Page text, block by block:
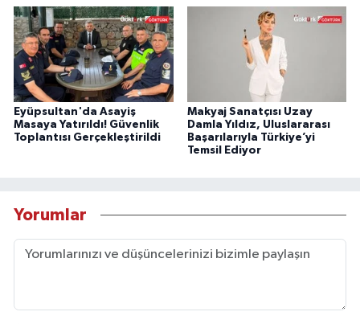
Eyüpsultan'da Asayiş
Masaya Yatırıldı! Güvenlik
Toplantısı Gerçekleştirildi
Makyaj Sanatçısı Uzay
Damla Yıldız, Uluslararası
Başarılarıyla Türkiye’yi
Temsil Ediyor
Yorumlar